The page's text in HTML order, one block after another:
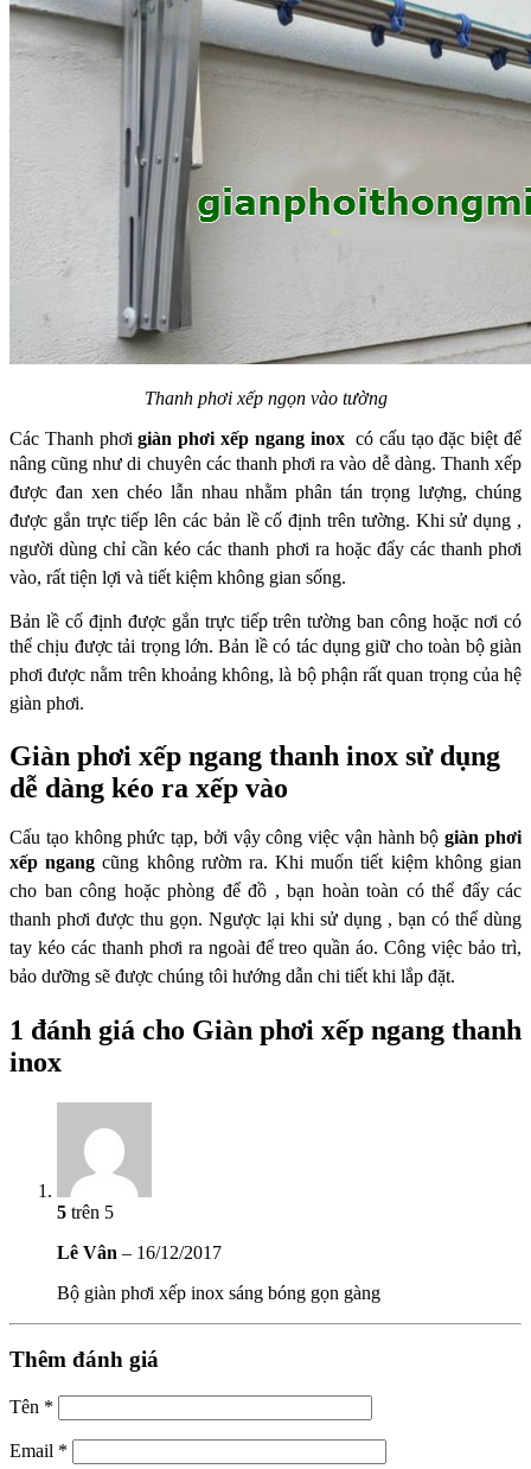
Thanh phơi xếp ngọn vào tường
Các Thanh phơigiàn phơi xếp ngang inoxcó cấu tạo đặc biệt để
nâng cũng như di chuyên các thanh phơi ra vào dễ dàng. Thanh xếp
được đan xen chéo lẫn nhau nhằm phân tán trọng lượng, chúng
được gắn trực tiếp lên các bản lề cố định trên tường. Khi sử dụng ,
người dùng chỉ cần kéo cácthanh phơi ra hoặc đẩy các thanh phơi
vào, rất tiện lợi và tiết kiệm không gian sống.
Bản lề cố định được gắn trực tiếp trên tường ban công hoặc nơi có
thể chịu được tải trọng lớn. Bản lề có tác dụng giữ cho toàn bộ giàn
phơi được nằm trên khoảng không, là bộ phận rất quan trọng của hệ
giàn phơi.
Giàn phơi xếp ngang thanh inox sử dụng
dễ dàng kéo ra xếp vào
Cấu tạo không phức tạp, bởi vậy công việc vận hành bộ giàn phơi
xếp ngang cũng không rườm ra. Khi muốn tiết kiệm không gian
cho ban công hoặc phòng để đồ , bạn hoàn toàn có thể đẩy các
thanh phơi được thu gọn. Ngược lại khi sử dụng , bạn có thể dùng
tay kéo các thanh phơi ra ngoài để treo quần áo. Công việc bảo trì,
bảo dưỡng sẽ được chúng tôi hướng dẫn chi tiết khi lắp đặt.
1 đánh giá cho Giàn phơi xếp ngang thanh
inox
5 trên 5
Lê Vân – 16/12/2017
Bộ giàn phơi xếp inox sáng bóng gọn gàng
Thêm đánh giá
Tên *
Email *